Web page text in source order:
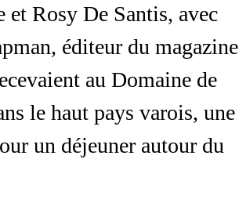
Rosy De Santis, avec
éditeur du magazine
au Domaine de
le haut pays varois, une
un déjeuner autour du